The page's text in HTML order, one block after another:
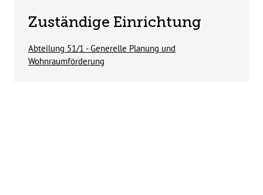
Zuständige Einrichtung
Abteilung 51/1 - Generelle Planung und
Wohnraumförderung